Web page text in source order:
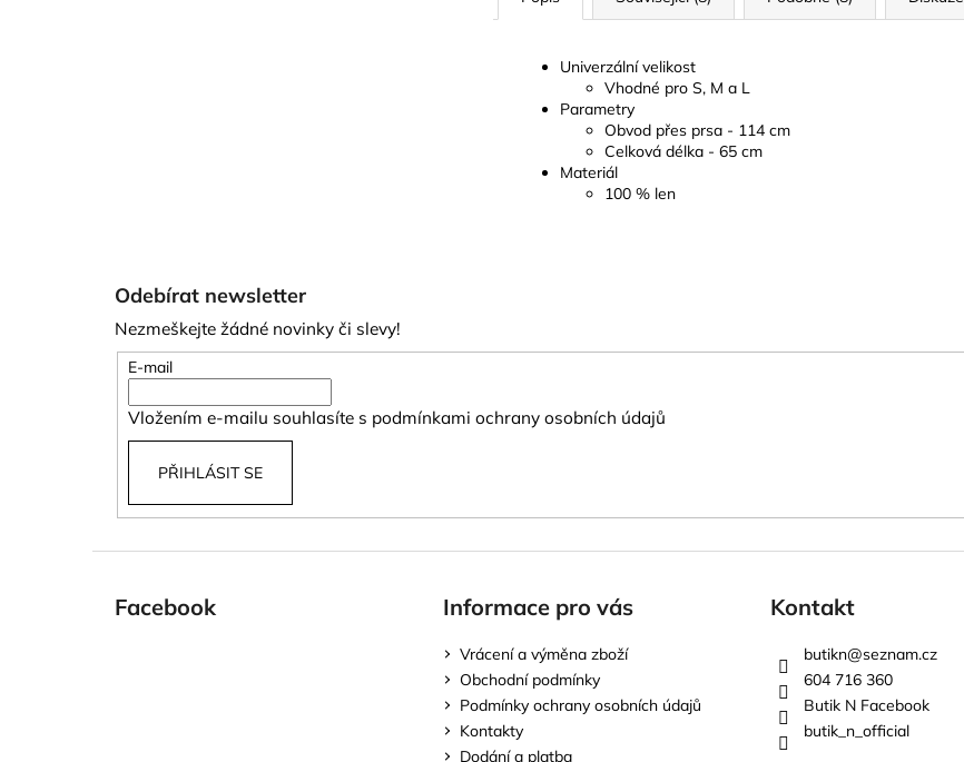
Univerzální velikost
Vhodné pro S, M a L
Parametry
Obvod přes prsa - 114 cm
Celková délka - 65 cm
Materiál
100 % len
Odebírat newsletter
Nezmeškejte žádné novinky či slevy!
E-mail
Vložením e-mailu souhlasíte s podmínkami ochrany osobních údajů
PŘIHLÁSIT SE
Facebook Informace pro vás
Vrácení a výměna zboží
Obchodní podmínky
Podmínky ochrany osobních údajů
Kontakty
Dodání a platba
Kontakt
butikn@seznam.cz
604 716 360
Butik N Facebook
butik_n_official